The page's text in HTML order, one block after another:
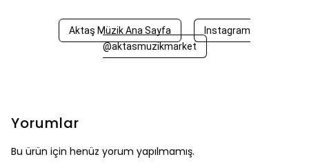
Aktaş Müzik Ana Sayfa
Instagram
@aktasmuzikmarket
Yorumlar
Bu ürün için henüz yorum yapılmamış.